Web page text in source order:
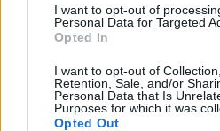
I want to opt-out of
Personal Data for Targeted
Opted In
I want to opt-out of
Retention, Sale, and/or
Personal Data that Is
Purposes for which it was
Opted Out
Portugues
Publicado12 de Diciembre
Gracias por compartir la